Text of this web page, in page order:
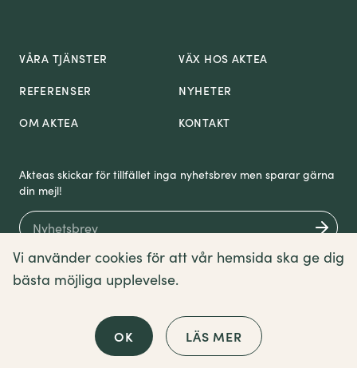
VÅRA TJÄNSTER
VÄX HOS AKTEA
REFERENSER
NYHETER
OM AKTEA
KONTAKT
Akteas skickar för tillfället inga nyhetsbrev men sparar gärna
din mejl!
Om cookies Sitemap Villkor
© Aktea Energy 2026
Vi använder cookies för att vår hemsida ska ge dig
bästa möjliga upplevelse.
OK LÄS MER